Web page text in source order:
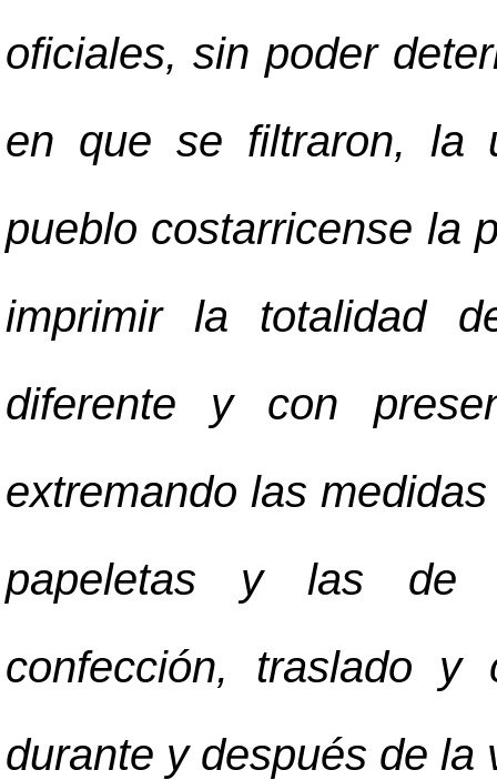
oficiales, sin poder
en que se filtraron, la
pueblo costarricense la
imprimir la totalidad
diferente y con
extremando las
papeletas y las de
confección, traslado y
durante y después de la